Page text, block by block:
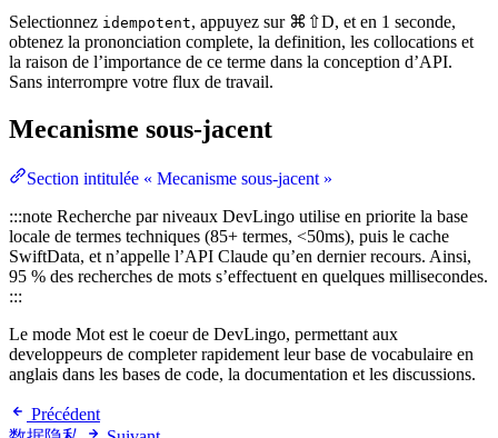
Selectionnez idempotent, appuyez sur ⌘⇧D, et en 1 seconde,
obtenez la prononciation complete, la definition, les collocations et
la raison de l’importance de ce terme dans la conception d’API.
Sans interrompre votre flux de travail.
Mecanisme sous-jacent
Section intitulée « Mecanisme sous-jacent »
:::note Recherche par niveaux DevLingo utilise en priorite la base
locale de termes techniques (85+ termes, <50ms), puis le cache
SwiftData, et n’appelle l’API Claude qu’en dernier recours. Ainsi,
95 % des recherches de mots s’effectuent en quelques millisecondes.
:::
Le mode Mot est le coeur de DevLingo, permettant aux
developpeurs de completer rapidement leur base de vocabulaire en
anglais dans les bases de code, la documentation et les discussions.
Précédent